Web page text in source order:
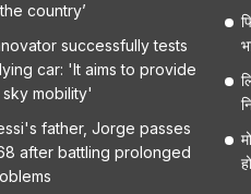
country’
successfully tests
car: 'It aims to provide
mobility'
father, Jorge passes
after battling prolonged